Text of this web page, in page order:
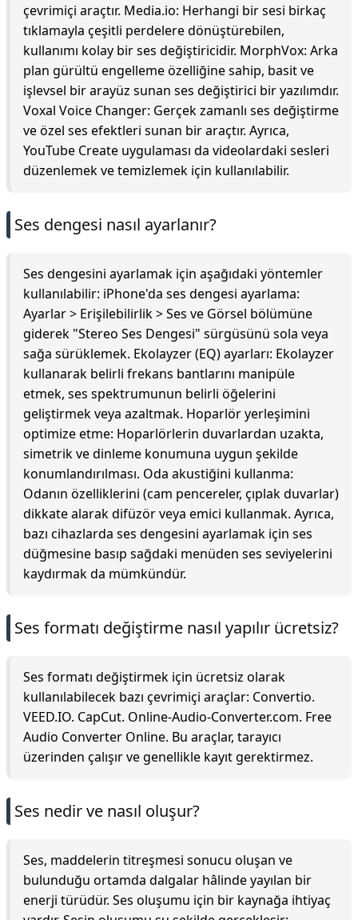
çevrimiçi araçtır. Media.io: Herhangi bir sesi birkaç
tıklamayla çeşitli perdelere dönüştürebilen,
kullanımı kolay bir ses değiştiricidir. MorphVox: Arka
plan gürültü engelleme özelliğine sahip, basit ve
işlevsel bir arayüz sunan ses değiştirici bir yazılımdır.
Voxal Voice Changer: Gerçek zamanlı ses değiştirme
ve özel ses efektleri sunan bir araçtır. Ayrıca,
YouTube Create uygulaması da videolardaki sesleri
düzenlemek ve temizlemek için kullanılabilir.
Ses dengesi nasıl ayarlanır?
Ses dengesini ayarlamak için aşağıdaki yöntemler
kullanılabilir: iPhone'da ses dengesi ayarlama:
Ayarlar > Erişilebilirlik > Ses ve Görsel bölümüne
giderek "Stereo Ses Dengesi" sürgüsünü sola veya
sağa sürüklemek. Ekolayzer (EQ) ayarları: Ekolayzer
kullanarak belirli frekans bantlarını manipüle
etmek, ses spektrumunun belirli öğelerini
geliştirmek veya azaltmak. Hoparlör yerleşimini
optimize etme: Hoparlörlerin duvarlardan uzakta,
simetrik ve dinleme konumuna uygun şekilde
konumlandırılması. Oda akustiğini kullanma:
Odanın özelliklerini (cam pencereler, çıplak duvarlar)
dikkate alarak difüzör veya emici kullanmak. Ayrıca,
bazı cihazlarda ses dengesini ayarlamak için ses
düğmesine basıp sağdaki menüden ses seviyelerini
kaydırmak da mümkündür.
Ses formatı değiştirme nasıl yapılır ücretsiz?
Ses formatı değiştirmek için ücretsiz olarak
kullanılabilecek bazı çevrimiçi araçlar: Convertio.
VEED.IO. CapCut. Online-Audio-Converter.com. Free
Audio Converter Online. Bu araçlar, tarayıcı
üzerinden çalışır ve genellikle kayıt gerektirmez.
Ses nedir ve nasıl oluşur?
Ses, maddelerin titreşmesi sonucu oluşan ve
bulunduğu ortamda dalgalar hâlinde yayılan bir
enerji türüdür. Ses oluşumu için bir kaynağa ihtiyaç